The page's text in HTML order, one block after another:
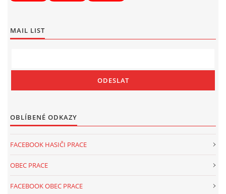
MAIL LIST
OBLÍBENÉ ODKAZY
FACEBOOK HASIČI PRACE
OBEC PRACE
FACEBOOK OBEC PRACE